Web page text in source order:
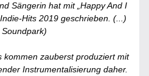
Sängerin hat mit „Happy And I
Hits 2019 geschrieben. (...)
kommen zauberst produziert mit
Instrumentalisierung daher.